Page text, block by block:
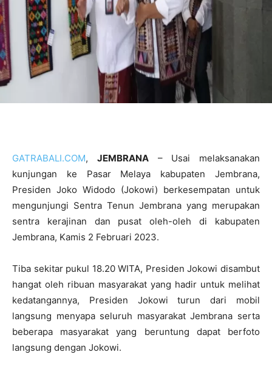
GATRABALI.COM, JEMBRANA– Usai melaksanakan
kunjungan ke Pasar Melaya kabupaten Jembrana,
Presiden Joko Widodo (Jokowi) berkesempatan untuk
mengunjungi Sentra Tenun Jembrana yang merupakan
sentra kerajinan dan pusat oleh-oleh di kabupaten
Jembrana, Kamis 2 Februari 2023.
Tiba sekitar pukul 18.20 WITA, Presiden Jokowi disambut
hangat oleh ribuan masyarakat yang hadir untuk melihat
kedatangannya, Presiden Jokowi turun dari mobil
langsung menyapa seluruh masyarakat Jembrana serta
beberapa masyarakat yang beruntung dapat berfoto
langsung dengan Jokowi.